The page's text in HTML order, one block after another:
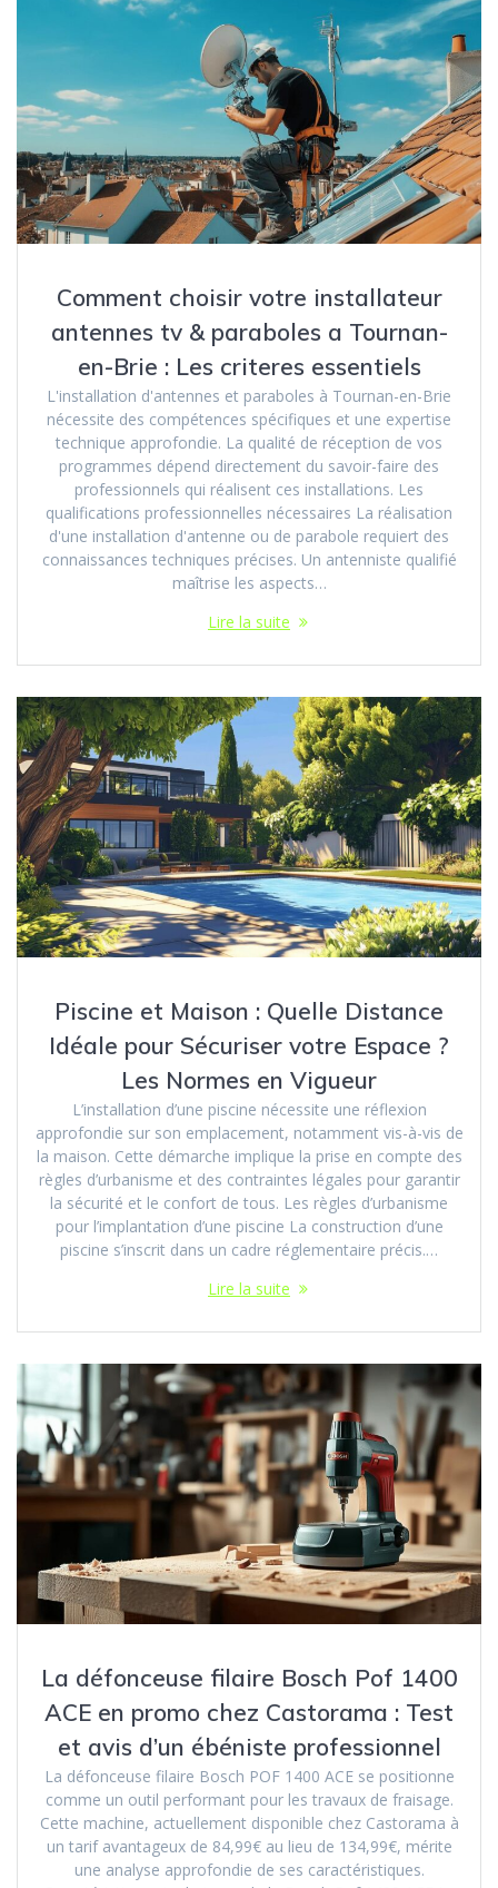
Comment choisir votre installateur
antennes tv & paraboles a Tournan-
en-Brie : Les criteres essentiels
L'installation d'antennes et paraboles à Tournan-en-Brie
nécessite des compétences spécifiques et une expertise
technique approfondie. La qualité de réception de vos
programmes dépend directement du savoir-faire des
professionnels qui réalisent ces installations. Les
qualifications professionnelles nécessaires La réalisation
d'une installation d'antenne ou de parabole requiert des
connaissances techniques précises. Un antenniste qualifié
maîtrise les aspects…
Lire la suite
Piscine et Maison : Quelle Distance
Idéale pour Sécuriser votre Espace ?
Les Normes en Vigueur
L’installation d’une piscine nécessite une réflexion
approfondie sur son emplacement, notamment vis-à-vis de
la maison. Cette démarche implique la prise en compte des
règles d’urbanisme et des contraintes légales pour garantir
la sécurité et le confort de tous. Les règles d’urbanisme
pour l’implantation d’une piscine La construction d’une
piscine s’inscrit dans un cadre réglementaire précis.…
Lire la suite
La défonceuse filaire Bosch Pof 1400
ACE en promo chez Castorama : Test
et avis d’un ébéniste professionnel
La défonceuse filaire Bosch POF 1400 ACE se positionne
comme un outil performant pour les travaux de fraisage.
Cette machine, actuellement disponible chez Castorama à
un tarif avantageux de 84,99€ au lieu de 134,99€, mérite
une analyse approfondie de ses caractéristiques.